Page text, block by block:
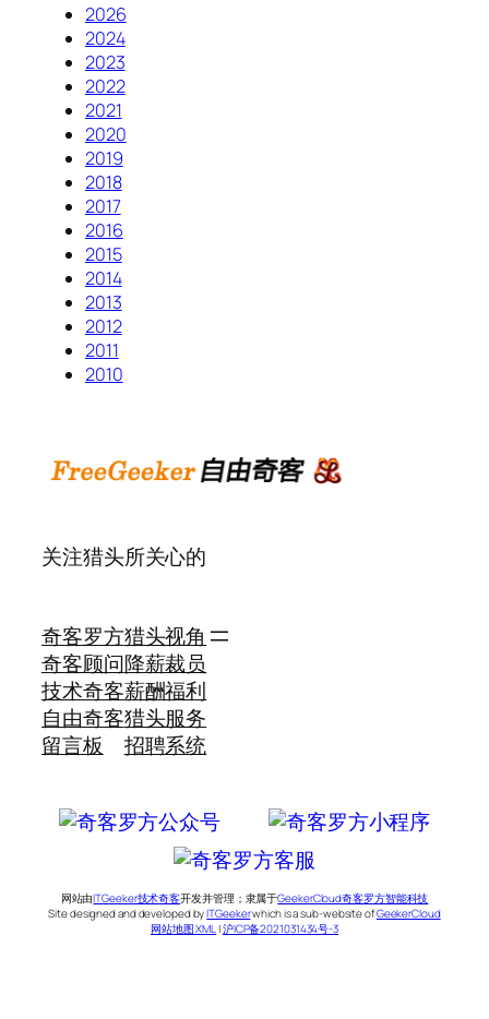
2026
2024
2023
2022
2021
2020
2019
2018
2017
2016
2015
2014
2013
2012
2011
2010
关注猎头所关心的
奇客罗方
奇客顾问
技术奇客
自由奇客
留言板
猎头视角
降薪裁员
薪酬福利
猎头服务
招聘系统
网站由ITGeeker技术奇客开发并管理；隶属于GeekerCloud奇客罗方智能科技
Site designed and developed byITGeekerwhich is a sub-website ofGeekerCloud
网站地图 XML |沪ICP备2021031434号-3